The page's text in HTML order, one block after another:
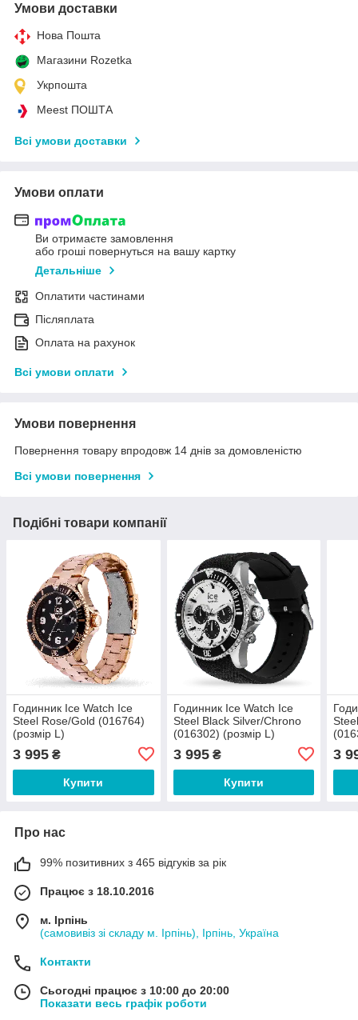
Умови доставки
Нова Пошта
Магазини Rozetka
Укрпошта
Meest ПОШТА
Всі умови доставки
Умови оплати
Ви отримаєте замовлення
або гроші повернуться на вашу картку
Детальніше
Оплатити частинами
Післяплата
Оплата на рахунок
Всі умови оплати
Умови повернення
Повернення товару впродовж 14 днів за домовленістю
Всі умови повернення
Подібні товари компанії
Годинник Ice Watch Ice
Steel Rose/Gold (016764)
(розмір L)
3 995 ₴
Купити
Годинник Ice Watch Ice
Steel Black Silver/Chrono
(016302) (розмір L)
3 995₴
Купити
3
Про нас
99% позитивних з 465 відгуків за рік
Працює з 18.10.2016
м. Ірпінь
(самовивіз зі складу м. Ірпінь), Ірпінь, Україна
Контакти
Сьогодні працює з 10:00 до 20:00
Показати весь графік роботи